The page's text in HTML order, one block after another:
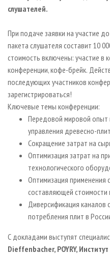
ИНСТРУМЕНТ И МАТЕРИАЛЫ
БИБЛИОТЕКА СПЕЦИАЛИСТА
слушателей.
При подаче заявки на участие
пакета слушателя составит 10
стоимость включены: участие в
конференции, кофе-брейк.
последующих участников
зарегистрироваться!
Ключевые темы конференции:
Передовой мировой опыт
управления древесно-
Сокращение затрат на
Оптимизация затрат на
технологического
Оптимизация применения
составляющей стоимости
Диверсификация каналов
потребления плит в
С докладами выступят
Dieffenbacher, POYRY,